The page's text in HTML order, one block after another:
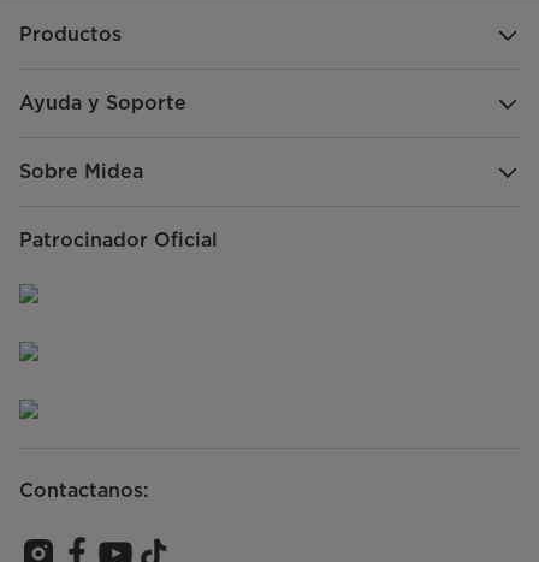
Productos
Ayuda y Soporte
Sobre Midea
Patrocinador Oficial
Contactanos: